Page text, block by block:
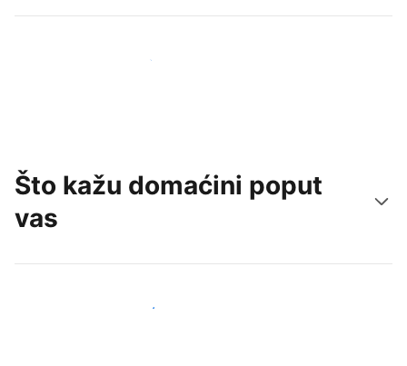
Doprite do novih gostiju već danas
Što kažu domaćini poput
vas
Pridružite se domaćinima poput vas